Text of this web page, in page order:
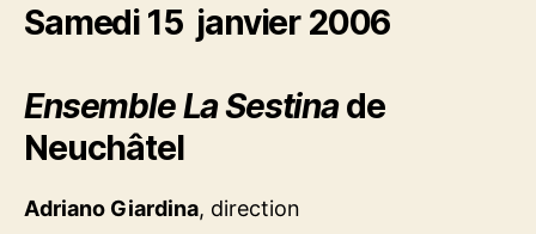
Samedi 15 janvier 2006
Ensemble La Sestinade
Neuchâtel
Adriano Giardina, direction